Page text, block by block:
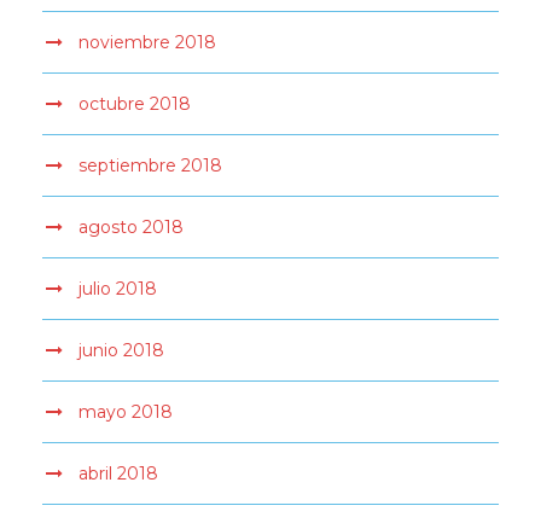
noviembre 2018
octubre 2018
septiembre 2018
agosto 2018
julio 2018
junio 2018
mayo 2018
abril 2018